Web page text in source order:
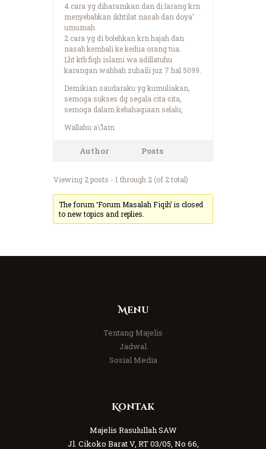
4 cara yg diharamkan dan di larang krn
menyebabkan ikhtilat nasab dan doya’
umumah
2 cara yg di bolehkan krn hajah dan
nasab kembali ke kedua orang tua.
Lht ktb fiqh islami wa adillatuhu
karangan wahbah zuhaili juz 7 hal 5099.
Demikian saudaraku yg kumuliakan,
semoga sukses dg segala cita cita,
semoga dalam kebahagiaan selalu,
Wallahu a\’lam
Author Posts
Viewing 2 posts - 1 through 2 (of 2 total)
The forum ‘Forum Masalah Fiqih’ is closed
to new topics and replies.
Menu
Tentang Majelis
Jadwal
Sosial Media
Kontak
Majelis Rasulullah SAW
Jl. Cikoko Barat V, RT 03/05, No 66,